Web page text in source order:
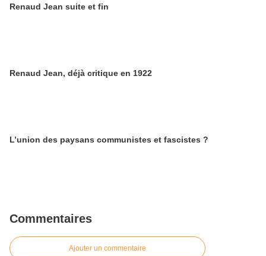
Renaud Jean suite et fin
Renaud Jean, déjà critique en 1922
L’union des paysans communistes et fascistes ?
Commentaires
Ajouter un commentaire